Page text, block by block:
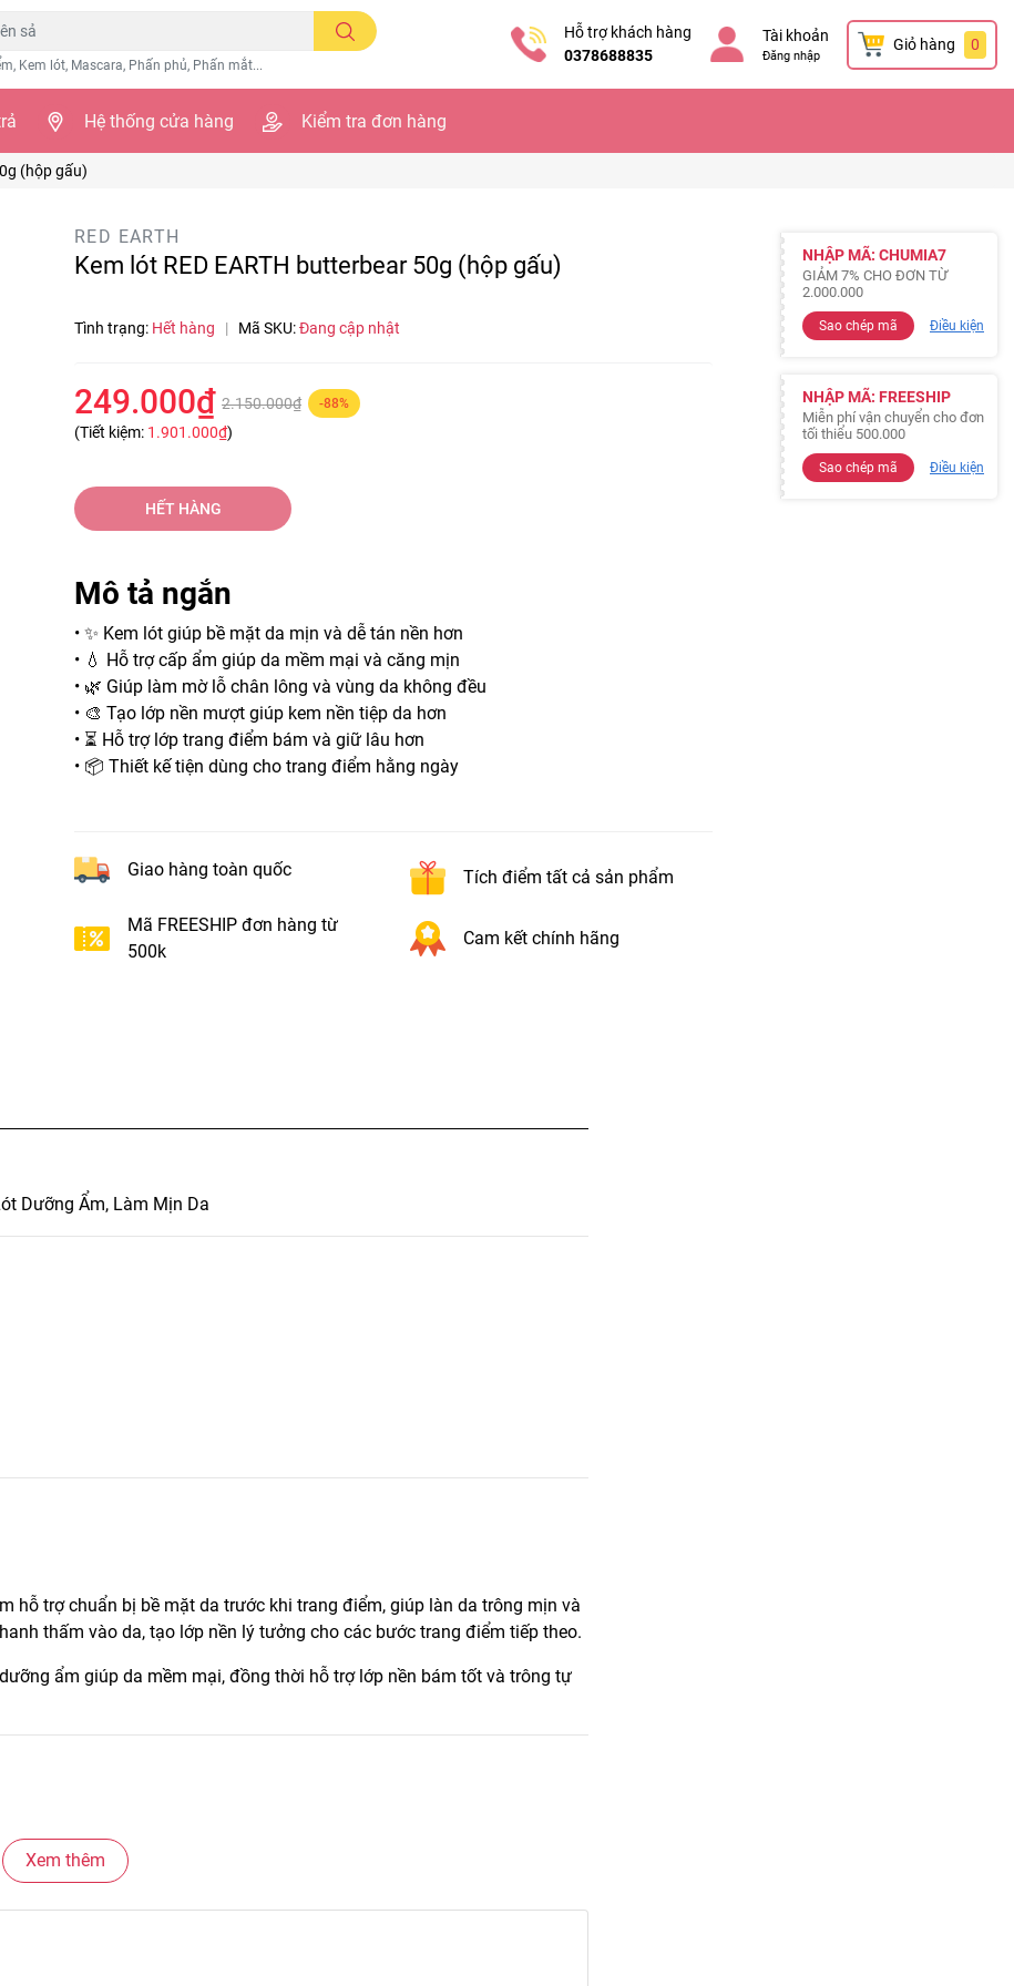
Kem lót, Mascara, Phấn phủ, Phấn mắt...
Hỗ trợ khách hàng
0378688835
Tài khoản
Đăng nhập
Giỏ hàng 0
Hệ thống cửa hàng Kiểm tra đơn hàng
(hộp gấu)
RED EARTH
Kem lót RED EARTH butterbear 50g (hộp gấu)
Tình trạng: Hết hàng | Mã SKU:Đang cập nhật
249.000₫ 2.150.000₫ -88%
(Tiết kiệm: 1.901.000₫)
HẾT HÀNG
Mô tả ngắn
• ✨ Kem lót giúp bề mặt da mịn và dễ tán nền hơn
• 💧 Hỗ trợ cấp ẩm giúp da mềm mại và căng mịn
• 🌿 Giúp làm mờ lỗ chân lông và vùng da không đều
• 🎨 Tạo lớp nền mượt giúp kem nền tiệp da hơn
• ⏳ Hỗ trợ lớp trang điểm bám và giữ lâu hơn
• 📦 Thiết kế tiện dùng cho trang điểm hằng ngày
Giao hàng toàn quốc Tích điểm tất cả sản phẩm
Mã FREESHIP đơn hàng từ
500k
Cam kết chính hãng
NHẬP MÃ: CHUMIA7
GIẢM 7% CHO ĐƠN TỪ
2.000.000
Sao chép mã Điều kiện
NHẬP MÃ: FREESHIP
Miễn phí vận chuyển cho đơn
tối thiểu 500.000
Sao chép mã Điều kiện
Dưỡng Ẩm, Làm Mịn Da
hỗ trợ chuẩn bị bề mặt da trước khi trang điểm, giúp làn da trông mịn và
thấm vào da, tạo lớp nền lý tưởng cho các bước trang điểm tiếp theo.
ẩm giúp da mềm mại, đồng thời hỗ trợ lớp nền bám tốt và trông tự
Xem thêm